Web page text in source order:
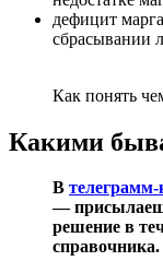
дефицит
сбрасывании
Как понять
Какими
В телеграмм-
—
решение в
справочника.